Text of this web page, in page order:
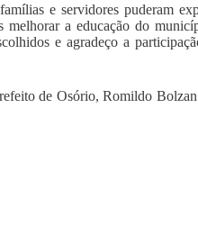
e servidores puderam
melhorar a educação do
e agradeço a
de Osório, Romildo